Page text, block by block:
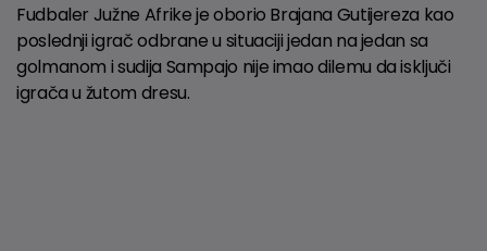
Fudbaler Južne Afrike je oborio Brajana Gutijereza kao
poslednji igrač odbrane u situaciji jedan na jedan sa
golmanom i sudija Sampajo nije imao dilemu da isključi
igrača u žutom dresu.